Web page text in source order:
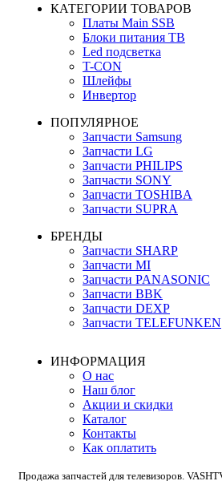
КАТЕГОРИИ ТОВАРОВ
Платы Main SSB
Блоки питания ТВ
Led подсветка
T-CON
Шлейфы
Инвертор
ПОПУЛЯРНОЕ
Запчасти Samsung
Запчасти LG
Запчасти PHILIPS
Запчасти SONY
Запчасти TOSHIBA
Запчасти SUPRA
БРЕНДЫ
Запчасти SHARP
Запчасти MI
Запчасти PANASONIC
Запчасти BBK
Запчасти DEXP
Запчасти TELEFUNKEN
ИНФОРМАЦИЯ
О нас
Наш блог
Акции и скидки
Каталог
Контакты
Как оплатить
Продажа запчастей для телевизоров.